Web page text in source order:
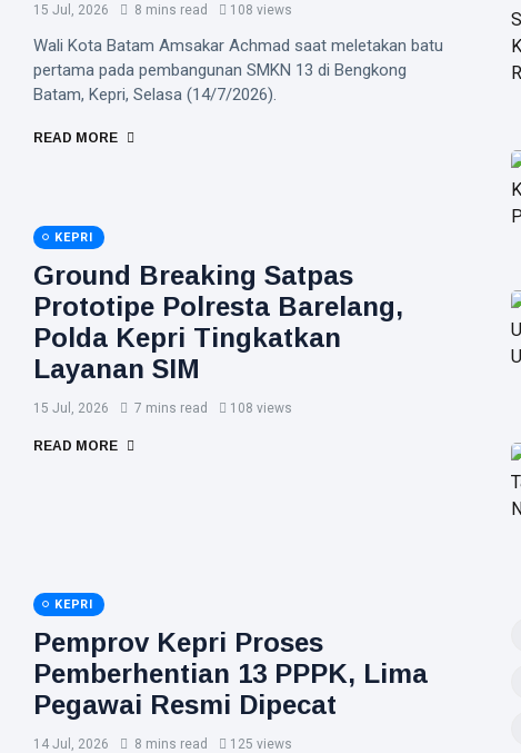
15 Jul, 2026 8 mins read 108 views
Wali Kota Batam Amsakar Achmad saat meletakan batu
pertama pada pembangunan SMKN 13 di Bengkong
Batam, Kepri, Selasa (14/7/2026).
READ MORE
KEPRI
Ground Breaking Satpas
Prototipe Polresta Barelang,
Polda Kepri Tingkatkan
Layanan SIM
15 Jul, 2026 7 mins read 108 views
READ MORE
KEPRI
Pemprov Kepri Proses
Pemberhentian 13 PPPK, Lima
Pegawai Resmi Dipecat
14 Jul, 2026 8 mins read 125 views